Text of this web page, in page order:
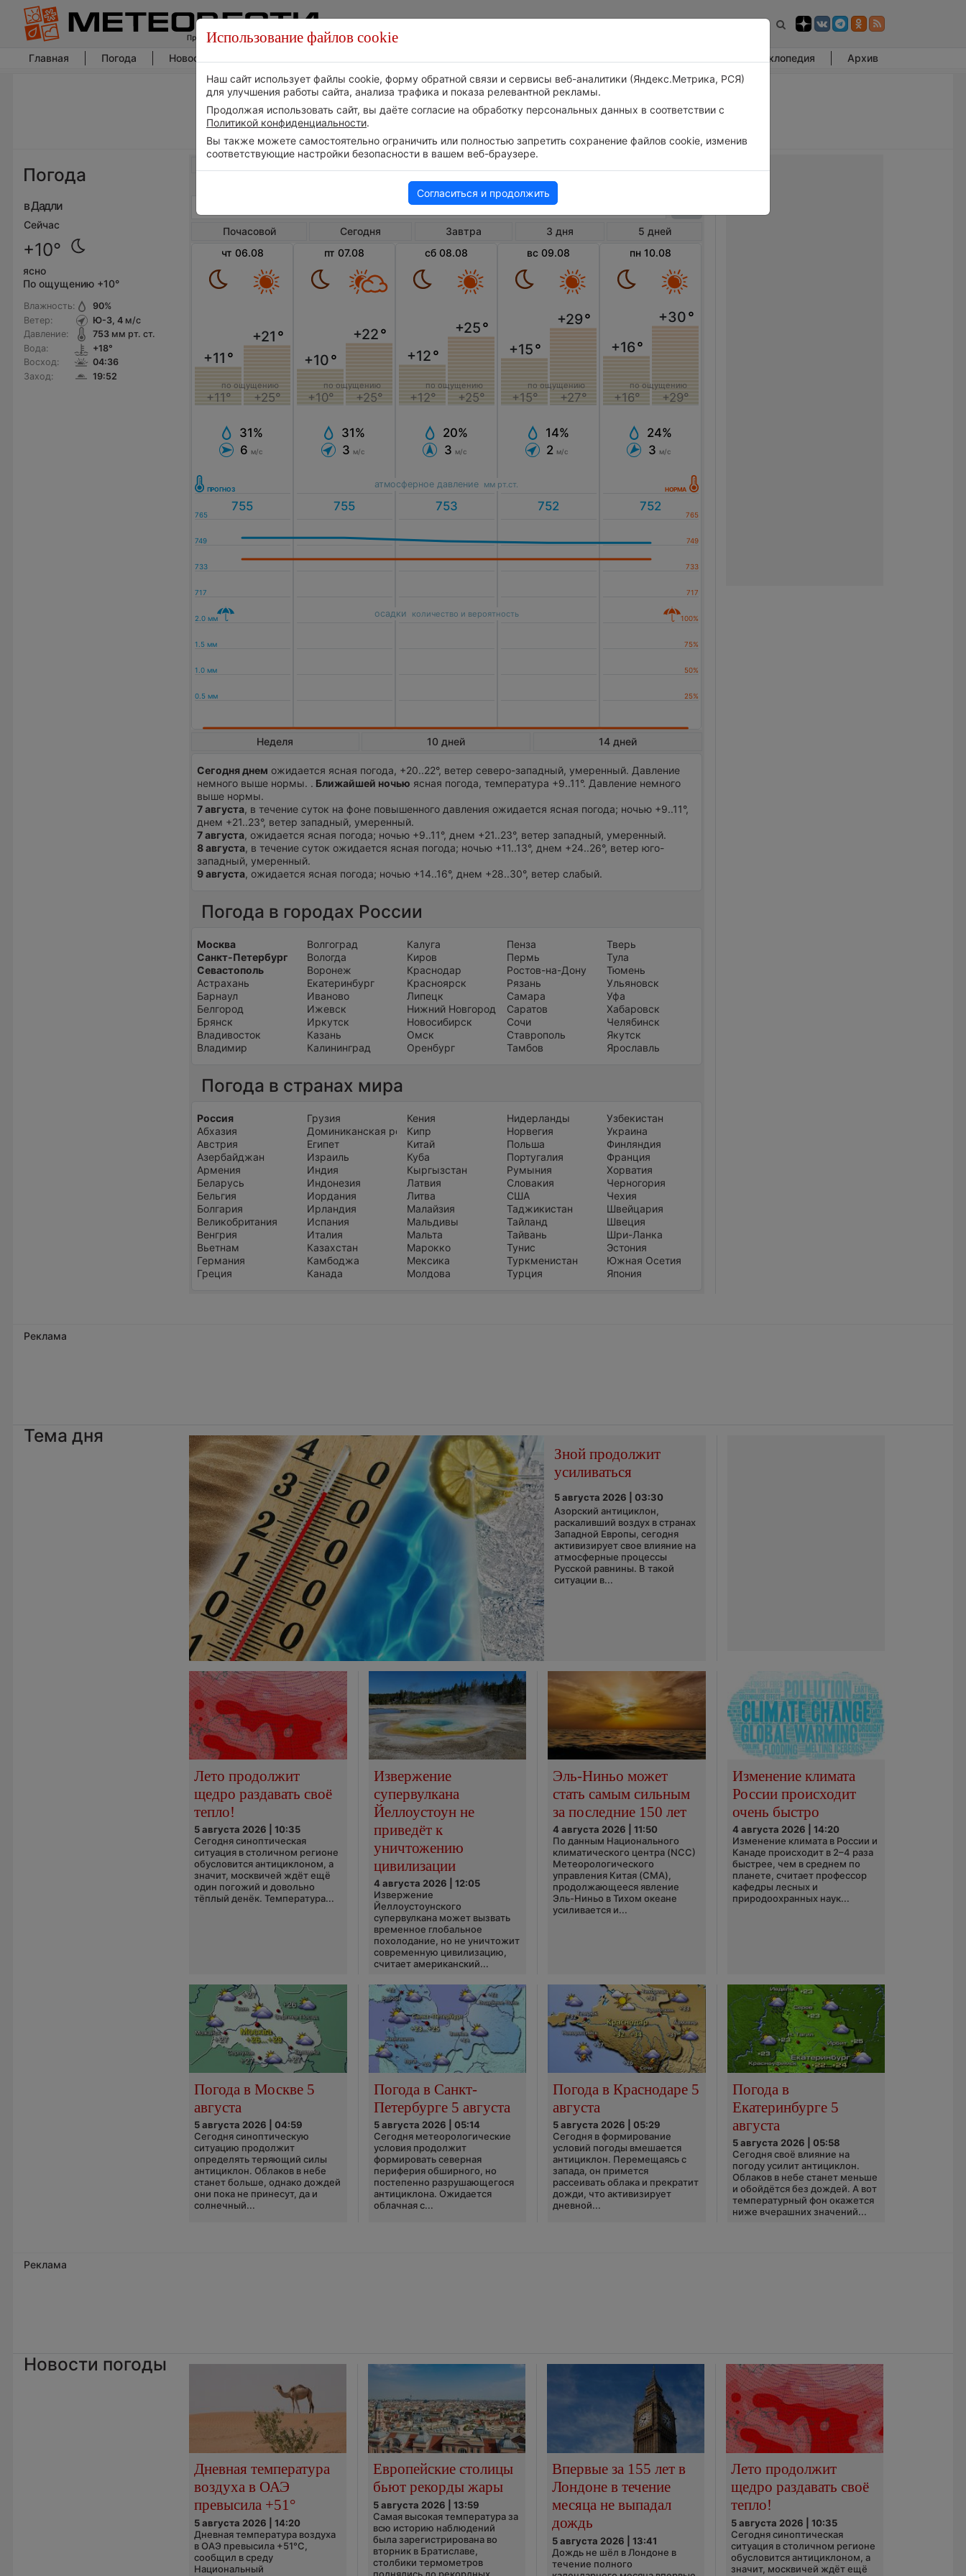
Главная Погода Новости погоды Энциклопедия Архив
Погода
в Дадли
Сейчас
+10°
ясно
По ощущению +10°
Влажность:
Ветер:
Давление:
Вода:
Восход:
Заход:
90%
Ю-З, 4м/с
753мм рт. ст.
+18°
04:36
19:52
Погода в Дадли
Почасовой Сегодня Завтра 3 дня
5 дней
чт 06.08
+11 °
+11°
+21 °
+25°
по ощущению
31%
6 м/с
пт 07.08
+10°
+10°
+22°
+25°
по ощущению
31%
3 м/с
сб 08.08
+12°
+12°
+25°
+25°
по ощущению
20%
3 м/с
вс 09.08
+15°
+15°
+29°
+27°
по ощущению
14%
2 м/с
пн 10.08
+16°
+16°
+30°
+29°
по ощущению
24%
3 м/с
атмосферное давление мм рт.ст.
осадки количество и вероятность
Неделя 10 дней 14 дней
Сегодня днем ожидается ясная погода, +20..22°, ветер северо-западный, умеренный. Давление
немного выше нормы. . Ближайшей ночью ясная погода, температура +9..11°. Давление немного
выше нормы.
7 августа, в течение суток на фоне повышенного давления ожидается ясная погода; ночью +9..11°,
днем +21..23°, ветер западный, умеренный.
7 августа, ожидается ясная погода; ночью +9..11°, днем +21..23°, ветер западный, умеренный.
8 августа, в течение суток ожидается ясная погода; ночью +11..13°, днем +24..26°, ветер юго-
западный, умеренный.
9 августа, ожидается ясная погода; ночью +14..16°, днем +28..30°, ветер слабый.
Погода в городах России
Москва
Санкт-Петербург
Севастополь
Астрахань
Барнаул
Белгород
Брянск
Владивосток
Владимир
Волгоград
Вологда
Воронеж
Екатеринбург
Иваново
Ижевск
Иркутск
Казань
Калининград
Калуга
Киров
Краснодар
Красноярск
Липецк
Нижний Новгород
Новосибирск
Омск
Оренбург
Пенза
Пермь
Ростов-на-Дону
Рязань
Самара
Саратов
Сочи
Ставрополь
Тамбов
Тверь
Тула
Тюмень
Ульяновск
Уфа
Хабаровск
Челябинск
Якутск
Ярославль
Погода в странах мира
Россия
Абхазия
Австрия
Азербайджан
Армения
Беларусь
Бельгия
Болгария
Великобритания
Венгрия
Вьетнам
Германия
Греция
Грузия
Доминиканская республика
Египет
Израиль
Индия
Индонезия
Иордания
Ирландия
Испания
Италия
Казахстан
Камбоджа
Канада
Кения
Кипр
Китай
Куба
Кыргызстан
Латвия
Литва
Малайзия
Мальдивы
Мальта
Марокко
Мексика
Молдова
Нидерланды
Норвегия
Польша
Португалия
Румыния
Словакия
США
Таджикистан
Тайланд
Тайвань
Тунис
Туркменистан
Турция
Узбекистан
Украина
Финляндия
Франция
Хорватия
Черногория
Чехия
Швейцария
Швеция
Шри-Ланка
Эстония
Южная Осетия
Япония
Реклама
Тема дня
Зной продолжит
усиливаться
5 августа 2026 | 03:30
Азорский антициклон,
раскаливший воздух в странах
Западной Европы, сегодня
активизирует свое влияние на
атмосферные процессы
Русской равнины. В такой
ситуации в...
Лето продолжит
щедро раздавать своё
тепло!
5 августа 2026 | 10:35
Сегодня синоптическая
ситуация в столичном регионе
обусловится антициклоном, а
значит, москвичей ждёт ещё
один погожий и довольно
тёплый денёк. Температура...
Извержение
супервулкана
Йеллоустоун не
приведёт к
уничтожению
цивилизации
4 августа 2026 | 12:05
Извержение
Йеллоустоунского
супервулкана может вызвать
временное глобальное
похолодание, но не уничтожит
современную цивилизацию,
считает американский...
Эль-Ниньо может
стать самым сильным
за последние 150 лет
4 августа 2026 | 11:50
По данным Национального
климатического центра (NCC)
Метеорологического
управления Китая (CMA),
продолжающееся явление
Эль-Ниньо в Тихом океане
усиливается и...
Изменение климата
России происходит
очень быстро
4 августа 2026 | 14:20
Изменение климата в России и
Канаде происходит в 2–4 раза
быстрее, чем в среднем по
планете, считает профессор
кафедры лесных и
природоохранных наук...
Погода в Москве 5
августа
5 августа 2026 | 04:59
Сегодня синоптическую
ситуацию продолжит
определять теряющий силы
антициклон. Облаков в небе
станет больше, однако дождей
они пока не принесут, да и
солнечный...
Погода в Санкт-
Петербурге 5 августа
5 августа 2026 | 05:14
Сегодня метеорологические
условия продолжит
формировать северная
периферия обширного, но
постепенно разрушающегося
антициклона. Ожидается
облачная с...
Погода в Краснодаре 5
августа
5 августа 2026 | 05:29
Сегодня в формирование
условий погоды вмешается
антициклон. Перемещаясь с
запада, он примется
рассеивать облака и прекратит
дожди, что активизирует
дневной...
Погода в
Екатеринбурге 5
августа
5 августа 2026 | 05:58
Сегодня своё влияние на
погоду усилит антициклон.
Облаков в небе станет меньше
и обойдётся без дождей. А вот
температурный фон окажется
ниже вчерашних значений...
Реклама
Новости погоды
Дневная температура
воздуха в ОАЭ
превысила +51°
5 августа 2026 | 14:20
Дневная температура воздуха
в ОАЭ превысила +51°C,
сообщил в среду
Национальный
Европейские столицы
бьют рекорды жары
5 августа 2026 | 13:59
Самая высокая температура за
всю историю наблюдений
была зарегистрирована во
вторник в Братиславе,
столбики термометров
поднялись до рекордных
Впервые за 155 лет в
Лондоне в течение
месяца не выпадал
дождь
5 августа 2026 | 13:41
Дождь не шёл в Лондоне в
течение полного
Лето продолжит
щедро раздавать своё
тепло!
5 августа 2026 | 10:35
Сегодня синоптическая
ситуация в столичном регионе
обусловится антициклоном, а
значит, москвичей ждёт ещё
Использование файлов cookie
Наш сайт использует файлы cookie, форму обратной связи и сервисы веб-аналитики (Яндекс.Метрика, РСЯ)
для улучшения работы сайта, анализа трафика и показа релевантной рекламы.
Продолжая использовать сайт, вы даёте согласие на обработку персональных данных в соответствии с
Политикой конфиденциальности.
Вы также можете самостоятельно ограничить или полностью запретить сохранение файлов cookie, изменив
соответствующие настройки безопасности в вашем веб-браузере.
Согласиться и продолжить